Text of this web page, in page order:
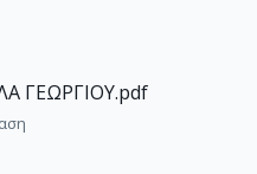
ΓΕΩΡΓΙΟΥ.pdf